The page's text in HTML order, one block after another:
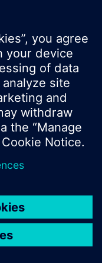
stora